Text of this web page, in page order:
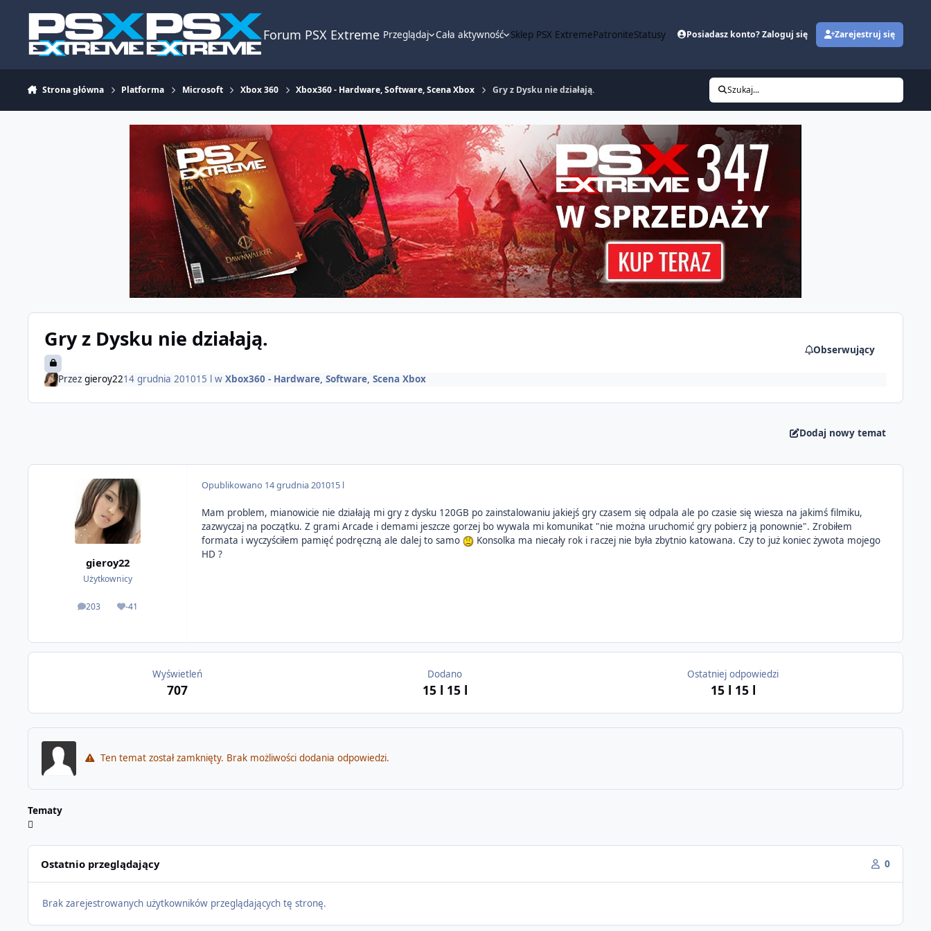
Forum PSX Extreme Przeglądaj Cała aktywność Sklep PSX ExtremePatroniteStatusy Posiadasz konto? Zaloguj się Zarejestruj się
Strona główna Platforma Microsoft Xbox 360 Xbox360 - Hardware, Software, Scena Xbox Gry z Dysku nie działają. Szukaj...
Gry z Dysku nie działają. Obserwujący
Przezgieroy2214 grudnia 201015 lwXbox360 - Hardware, Software, Scena Xbox
Dodaj nowy temat
gieroy22
Użytkownicy
203
odpowiedzi-41
Reputacja
Opublikowano 14 grudnia 201015 l
Mam problem, mianowicie nie działają mi gry z dysku 120GB po zainstalowaniu jakiejś gry czasem się odpala ale po czasie się wiesza na jakimś filmiku,
zazwyczaj na początku. Z grami Arcade i demami jeszcze gorzej bo wywala mi komunikat "nie można uruchomić gry pobierz ją ponownie". Zrobiłem
formata i wyczyściłem pamięć podręczną ale dalej to samo
Konsolka ma niecały rok i raczej nie była zbytnio katowana. Czy to już koniec żywota mojego
HD ?
Wyświetleń
707
Dodano
15 l 15 l
Ostatniej odpowiedzi
15 l 15 l
Ten temat został zamknięty. Brak możliwości dodania odpowiedzi.
Tematy
Ostatnio przeglądający 0
Brak zarejestrowanych użytkowników przeglądających tę stronę.